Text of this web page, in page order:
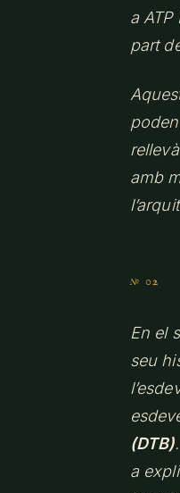
a
part
amb
En el
seu
(DTB)
a